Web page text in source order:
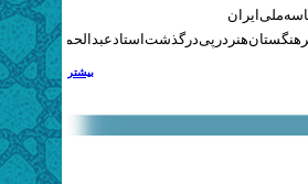
ملی ایران
هنر در پی درگذشت استاد عبدالحمید نقره‌کار
بیشتر